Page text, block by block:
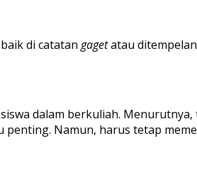
di catatangagetatau ditempelan
dalam berkuliah.
Namun, harus tetap